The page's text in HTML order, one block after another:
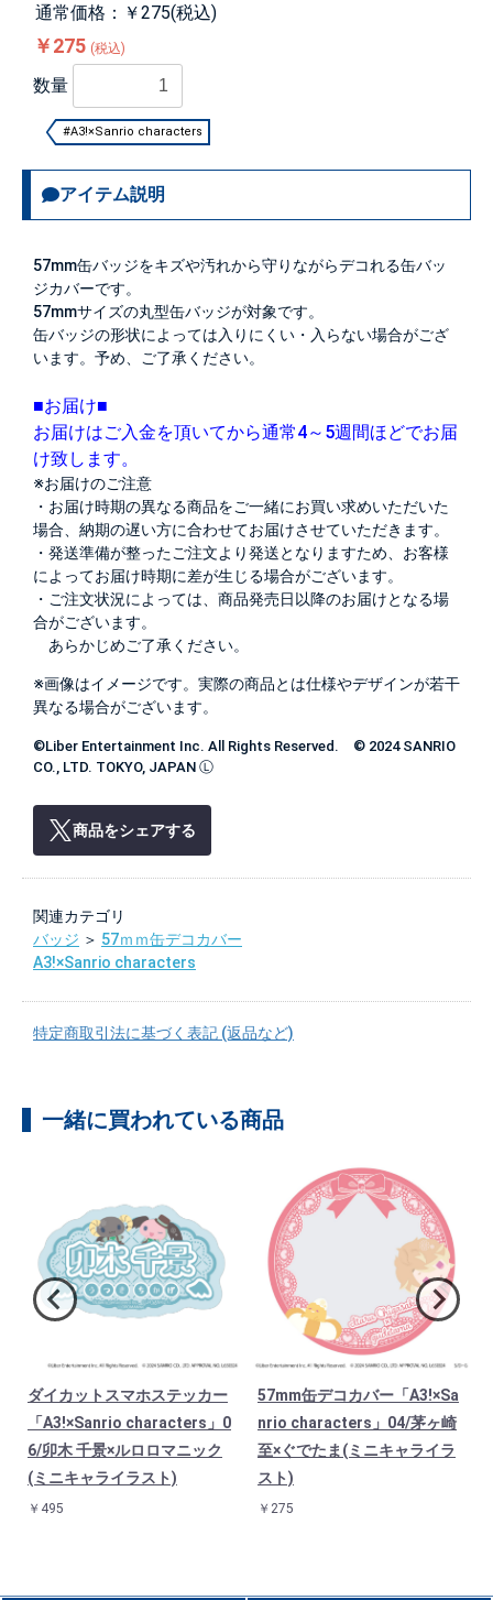
通常価格：￥275(税込)
￥275 (税込)
数量
#A3!×Sanrio characters
アイテム説明
57mm缶バッジをキズや汚れから守りながらデコれる缶バッ
ジカバーです。
57mmサイズの丸型缶バッジが対象です。
缶バッジの形状によっては入りにくい・入らない場合がござ
います。予め、ご了承ください。
■お届け■
お届けはご入金を頂いてから通常4～5週間ほどでお届
け致します。
※お届けのご注意
・お届け時期の異なる商品をご一緒にお買い求めいただいた
場合、納期の遅い方に合わせてお届けさせていただきます。
・発送準備が整ったご注文より発送となりますため、お客様
によってお届け時期に差が生じる場合がございます。
・ご注文状況によっては、商品発売日以降のお届けとなる場
合がございます。
あらかじめご了承ください。
※画像はイメージです。実際の商品とは仕様やデザインが若干
異なる場合がございます。
©Liber Entertainment Inc. All Rights Reserved. © 2024 SANRIO
CO., LTD. TOKYO, JAPAN Ⓛ
商品をシェアする
関連カテゴリ
バッジ ＞ 57ｍｍ缶デコカバー
A3!×Sanrio characters
特定商取引法に基づく表記 (返品など)
一緒に買われている商品
ダイカットスマホステッカー
「A3!×Sanrio characters」0
6/卯木 千景×ルロロマニック
(ミニキャライラスト)
￥495
57mm缶デコカバー「A3!×Sa
nrio characters」04/茅ヶ崎
至×ぐでたま(ミニキャライラ
スト)
￥275